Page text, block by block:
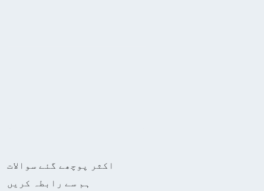
اکثر پوچھے گئے سوالات
ہم سے رابطہ کریں